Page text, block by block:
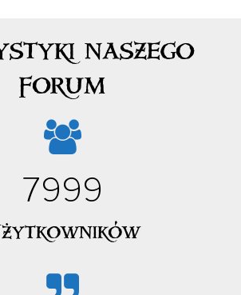
naszego
forum
7999